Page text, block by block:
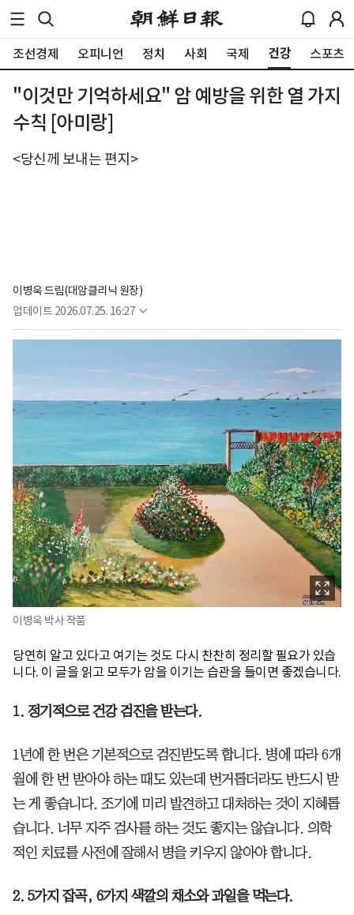
조선경제 오피니언 정치 사회 국제 건강 스포츠
"이것만 기억하세요" 암 예방을 위한 열 가지
수칙 [아미랑]
<당신께 보내는 편지>
이병욱 드림(대암클리닉 원장)
업데이트 2026.07.25. 16:27
이병욱 박사 작품
당연히 알고 있다고 여기는 것도 다시 찬찬히 정리할 필요가 있습
니다. 이 글을 읽고 모두가 암을 이기는 습관을 들이면 좋겠습니다.
1. 정기적으로 건강 검진을 받는다.
1년에 한 번은 기본적으로 검진받도록 합니다. 병에 따라 6개
월에 한 번 받아야 하는 때도 있는데 번거롭더라도 반드시 받
는 게 좋습니다. 조기에 미리 발견하고 대처하는 것이 지혜롭
습니다. 너무 자주 검사를 하는 것도 좋지는 않습니다. 의학
적인 치료를 사전에 잘해서 병을 키우지 않아야 합니다.
2. 5가지 잡곡, 6가지 색깔의 채소와 과일을 먹는다.